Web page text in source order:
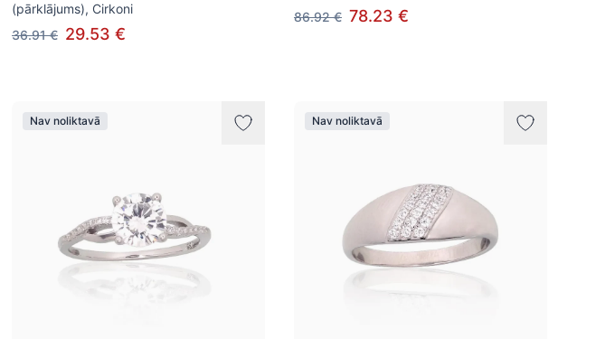
(pārklājums), Cirkoni
36.91 € 29.53 €
86.92 € 78.23 €
Nav noliktavā Nav noliktavā